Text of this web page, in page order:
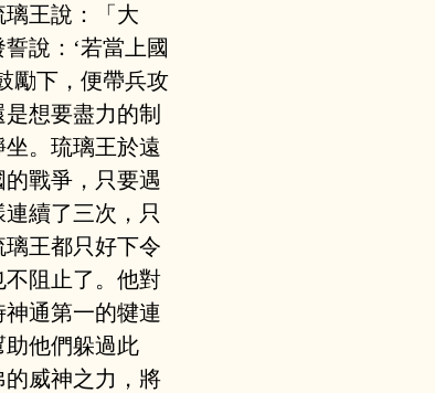
王說：「大
說：‘若當上國
勵下，便帶兵攻
想要盡力的制
。琉璃王於遠
戰爭，只要遇
續了三次，只
王都只好下令
阻止了。他對
通第一的犍連
他們躲過此
威神之力，將